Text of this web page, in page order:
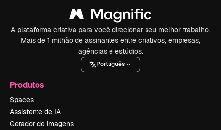
A plataforma criativa para você direcionar seu melhor trabalho.
Mais de 1 milhão de assinantes entre criativos, empresas,
agências e estúdios.
Português
Produtos
Spaces
Assistente de IA
Gerador de imagens